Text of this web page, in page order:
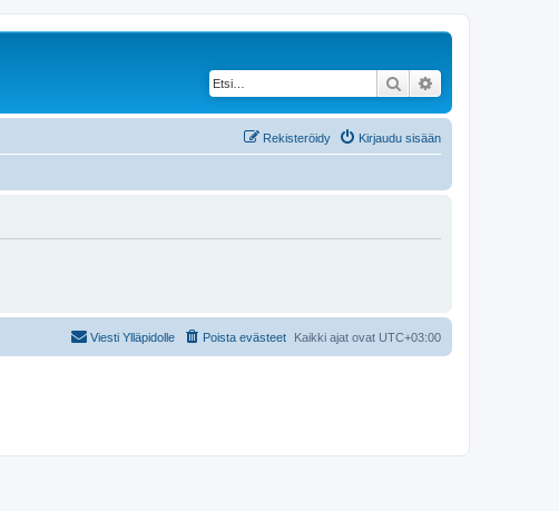
Etsi
Kirjaudu sisään
Rekisteröidy
Kaikki ajat ovat UTC+03:00
Poista evästeet
Viesti Ylläpidolle